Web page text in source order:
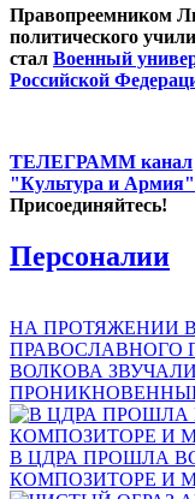
Правопреемником
политического
стал Военный
Российской
ТЕЛЕГРАММ канал
"Культура и Армия"
Присоединяйтесь!
Персоналии
НА ПРОТЯЖЕНИИ
ПРАВОСЛАВНОГО
ВОЛКОВА
В ЦДРА ПРОШЛА
КОМПОЗИТОРЕ И